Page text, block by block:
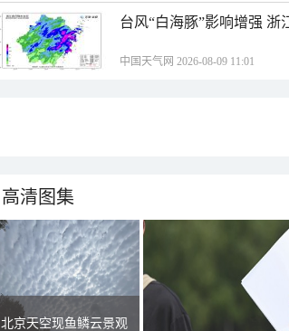
台风“白海豚”影响增强 浙
中国天气网 2026-08-09 11:01
高清图集
北京天空现鱼鳞云景观